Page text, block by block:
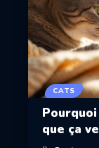
CATS
que ça